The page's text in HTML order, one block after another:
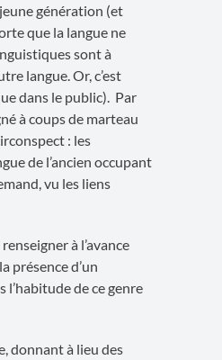
génération (et
que la langue ne
sont à
langue. Or, c’est
dans le public). Par
à coups de marteau
: les
de l’ancien occupant
vu les liens
à l’avance
présence d’un
de ce genre
donnant à lieu des